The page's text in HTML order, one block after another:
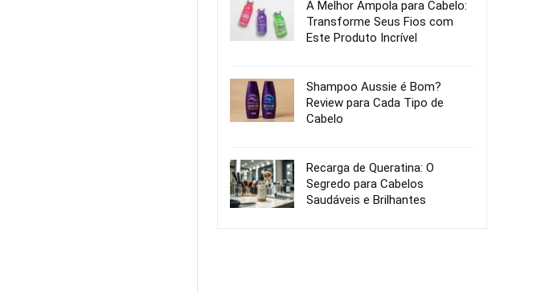
A Melhor Ampola para Cabelo:
Transforme Seus Fios com
Este Produto Incrível
Shampoo Aussie é Bom?
Review para Cada Tipo de
Cabelo
Recarga de Queratina: O
Segredo para Cabelos
Saudáveis e Brilhantes